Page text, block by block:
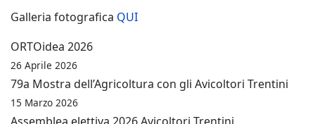
Galleria fotografica QUI
ORTOidea 2026
26 Aprile 2026
79a Mostra dell’Agricoltura con gli Avicoltori Trentini
15 Marzo 2026